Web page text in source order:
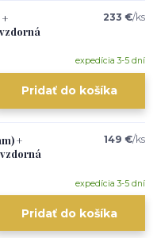
233 €/ks
expedícia 3-5 dní
Pridať do košíka
+
149 €/ks
expedícia 3-5 dní
Pridať do košíka